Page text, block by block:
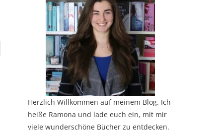
Herzlich Willkommen auf meinem Blog. Ich
heiße Ramona und lade euch ein, mit mir
viele wunderschöne Bücher zu entdecken.